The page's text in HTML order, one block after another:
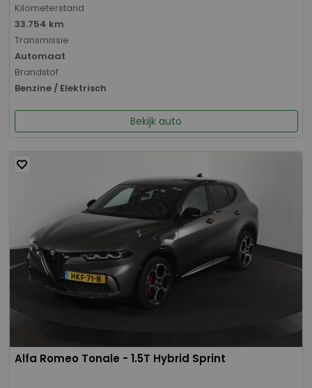
Kilometerstand
33.754 km
Transmissie
Automaat
Brandstof
Benzine / Elektrisch
Bekijk auto
Alfa Romeo Tonale - 1.5T Hybrid Sprint